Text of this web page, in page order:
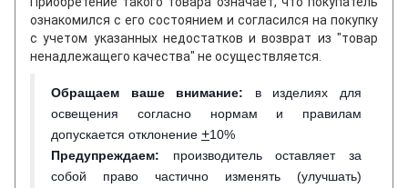
ознакомился с его состоянием и согласился на покупку
с учетом указанных недостатков и возврат из "товар
ненадлежащего качества" не осуществляется.
Обращаем ваше внимание: в изделиях для
освещения согласно нормам и правилам
допускается отклонение +10%
Предупреждаем: производитель оставляет за
собой право частично изменять (улучшать)